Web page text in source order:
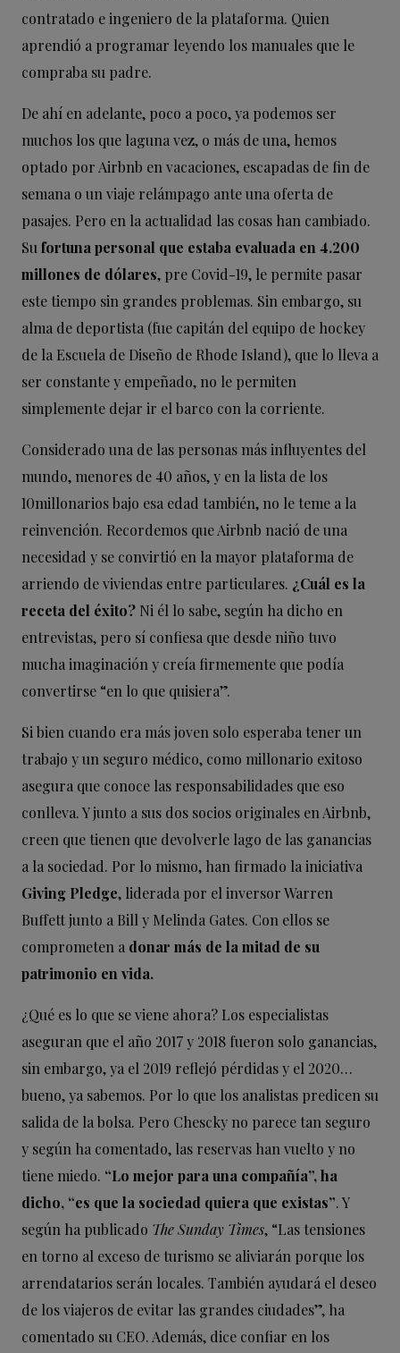
contratado e ingeniero de la plataforma. Quien
aprendió a programar leyendo los manuales que le
compraba su padre.
De ahí en adelante, poco a poco, ya podemos ser
muchos los que laguna vez, o más de una, hemos
optado por Airbnb en vacaciones, escapadas de fin de
semana o un viaje relámpago ante una oferta de
pasajes. Pero en la actualidad las cosas han cambiado.
Su fortuna personal que estaba evaluada en 4.200
millones de dólares, pre Covid-19, le permite pasar
este tiempo sin grandes problemas. Sin embargo, su
alma de deportista (fue capitán del equipo de hockey
de la Escuela de Diseño de Rhode Island), que lo lleva a
ser constante y empeñado, no le permiten
simplemente dejar ir el barco con la corriente.
Considerado una de las personas más influyentes del
mundo, menores de 40 años, y en la lista de los
10millonarios bajo esa edad también, no le teme a la
reinvención. Recordemos que Airbnb nació de una
necesidad y se convirtió en la mayor plataforma de
arriendo de viviendas entre particulares. ¿Cuál es la
receta del éxito? Ni él lo sabe, según ha dicho en
entrevistas, pero sí confiesa que desde niño tuvo
mucha imaginación y creía firmemente que podía
convertirse “en lo que quisiera”.
Si bien cuando era más joven solo esperaba tener un
trabajo y un seguro médico, como millonario exitoso
asegura que conoce las responsabilidades que eso
conlleva. Y junto a sus dos socios originales en Airbnb,
creen que tienen que devolverle lago de las ganancias
a la sociedad. Por lo mismo, han firmado la iniciativa
Giving Pledge, liderada por el inversor Warren
Buffett junto a Bill y Melinda Gates. Con ellos se
comprometen a donar más de la mitad de su
patrimonio en vida.
¿Qué es lo que se viene ahora? Los especialistas
aseguran que el año 2017 y 2018 fueron solo ganancias,
sin embargo, ya el 2019 reflejó pérdidas y el 2020…
bueno, ya sabemos. Por lo que los analistas predicen su
salida de la bolsa. Pero Chescky no parece tan seguro
y según ha comentado, las reservas han vuelto y no
tiene miedo. “Lo mejor para una compañía”, ha
dicho, “es que la sociedad quiera que existas”. Y
según ha publicado The Sunday Times, “Las tensiones
en torno al exceso de turismo se aliviarán porque los
arrendatarios serán locales. También ayudará el deseo
de los viajeros de evitar las grandes ciudades”, ha
comentado su CEO. Además, dice confiar en los